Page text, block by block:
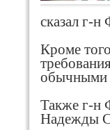
сказал г-н
Кроме
обычными
Также г-н
Надежды